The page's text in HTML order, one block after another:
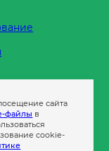
сайта
файлы в
cookie-